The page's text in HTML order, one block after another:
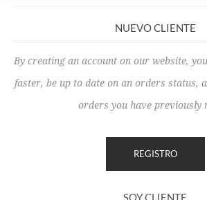
NUEVO CLIENTE
By creating an account on our website,
faster, be up to date on an orders status,
orders you have previously
SOY CLIENTE